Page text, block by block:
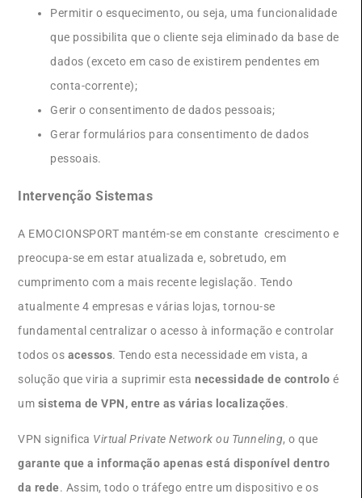
Permitir o esquecimento, ou seja, uma funcionalidade
que possibilita que o cliente seja eliminado da base de
dados (exceto em caso de existirem pendentes em
conta-corrente);
Gerir o consentimento de dados pessoais;
Gerar formulários para consentimento de dados
pessoais.
Intervenção Sistemas
A EMOCIONSPORT mantém-se em constante crescimento e
preocupa-se em estar atualizada e, sobretudo, em
cumprimento com a mais recente legislação. Tendo
atualmente 4 empresas e várias lojas, tornou-se
fundamental centralizar o acesso à informação e controlar
todos os acessos. Tendo esta necessidade em vista, a
solução que viria a suprimir estanecessidade de controlo é
um sistema de VPN, entre as várias localizações.
VPN significa Virtual Private Network ou Tunneling, o que
garante que a informação apenas está disponível dentro
da rede. Assim, todo o tráfego entre um dispositivo e os